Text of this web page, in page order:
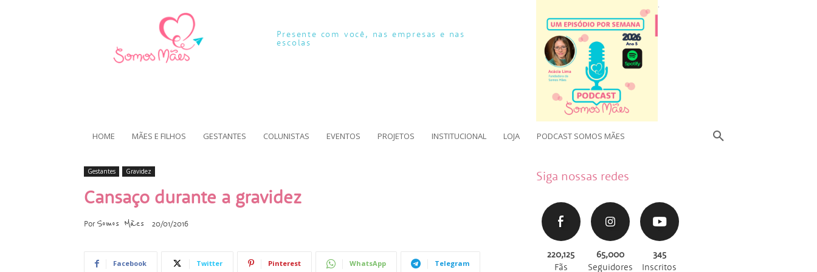
Presente com você, nas empresas e nas
escolas
.
HOME MÃES E FILHOS GESTANTES COLUNISTAS EVENTOS PROJETOS INSTITUCIONAL LOJA PODCAST SOMOS MÃES
Gestantes Gravidez
Cansaço durante a gravidez
Por Somos Mães 20/01/2016
Facebook Twitter Pinterest WhatsApp Telegram
Siga nossas redes
220,125
Fãs
65,000
Seguidores
345
Inscritos